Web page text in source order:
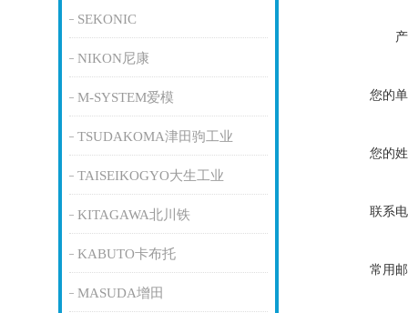
SEKONIC
NIKON尼康
M-SYSTEM爱模
TSUDAKOMA津田驹工业
TAISEIKOGYO大生工业
KITAGAWA北川铁
KABUTO卡布托
MASUDA增田
您的
您的
联系
常用